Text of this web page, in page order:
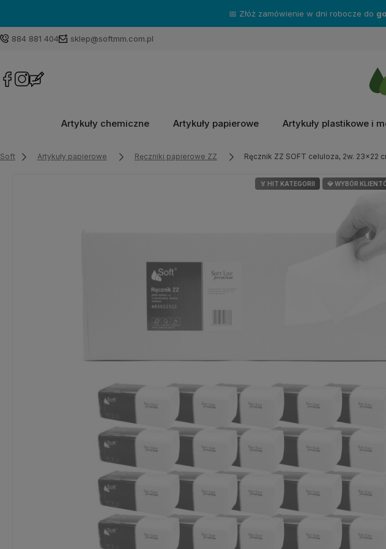
Zakup produkty
884 881 404 sklep@softmm.com.pl
Artykuły chemiczne Artykuły papierowe Artykuły plastikowe i
Soft Artykuły papierowe Ręczniki papierowe ZZ Ręcznik ZZ SOFT celuloza, 2w. 23x22
🏅 HIT KATEGORII 💎 WYBÓR